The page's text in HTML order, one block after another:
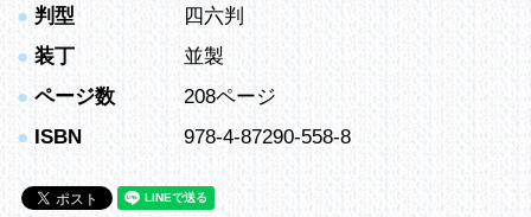
● 判型
四六判
● 装丁
並製
● ページ数
208ページ
● ISBN 978-4-87290-558-8